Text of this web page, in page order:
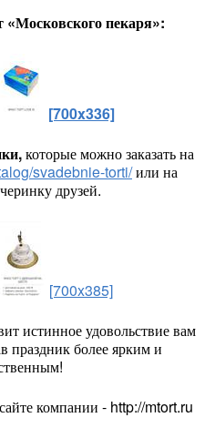
пекаря»:
[700x336]
которые можно заказать на
svadebnie-torti/или на
друзей.
[700x385]
истинное удовольствие вам
праздник более ярким и
компании - http://mtort.ru